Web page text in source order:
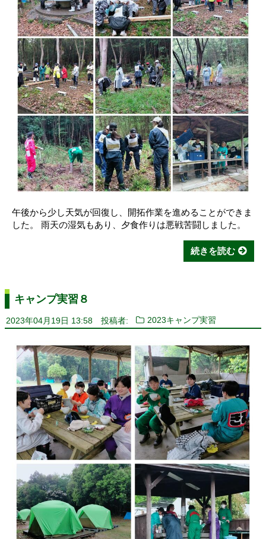
午後から少し天気が回復し、開拓作業を進めることができま
した。 雨天の湿気もあり、夕食作りは悪戦苦闘しました。
続きを読む
キャンプ実習８
2023年04月19日 13:58 投稿者: 2023キャンプ実習